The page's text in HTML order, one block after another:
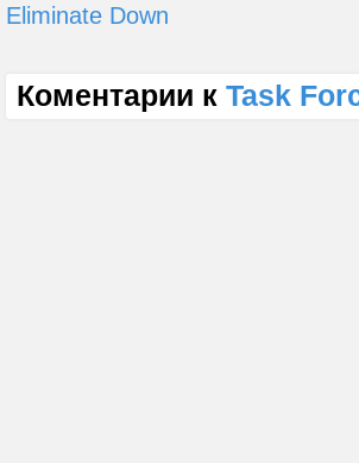
Eliminate Down
Коментарии к Task